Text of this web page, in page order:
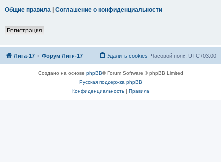
Общие правила | Соглашение о конфиденциальности
Регистрация
Лига-17 Форум Лиги-17 Часовой пояс: UTC+03:00
Удалить cookies
Создано на основе phpBB® Forum Software © phpBB Limited
Русская поддержка phpBB
Конфиденциальность| Правила